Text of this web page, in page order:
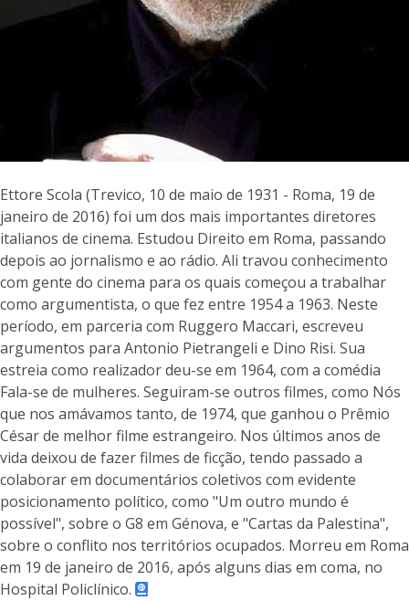
Ettore Scola (Trevico, 10 de maio de 1931 - Roma, 19 de
janeiro de 2016) foi um dos mais importantes diretores
italianos de cinema. Estudou Direito em Roma, passando
depois ao jornalismo e ao rádio. Ali travou conhecimento
com gente do cinema para os quais começou a trabalhar
como argumentista, o que fez entre 1954 a 1963. Neste
período, em parceria com Ruggero Maccari, escreveu
argumentos para Antonio Pietrangeli e Dino Risi. Sua
estreia como realizador deu-se em 1964, com a comédia
Fala-se de mulheres. Seguiram-se outros filmes, como Nós
que nos amávamos tanto, de 1974, que ganhou o Prêmio
César de melhor filme estrangeiro. Nos últimos anos de
vida deixou de fazer filmes de ficção, tendo passado a
colaborar em documentários coletivos com evidente
posicionamento político, como "Um outro mundo é
possível", sobre o G8 em Génova, e "Cartas da Palestina",
sobre o conflito nos territórios ocupados. Morreu em Roma
em 19 de janeiro de 2016, após alguns dias em coma, no
Hospital Policlínico.